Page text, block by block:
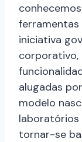
ferramentas
iniciativa
corporativo,
alugadas
modelo
laboratórios
tornar-se